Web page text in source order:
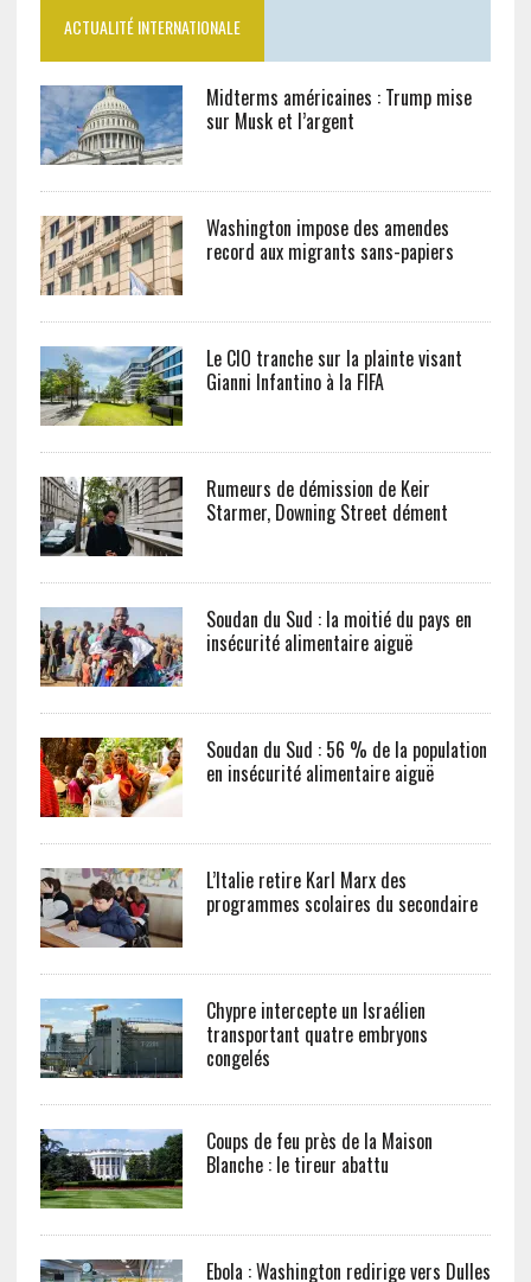
ACTUALITÉ INTERNATIONALE
Midterms américaines : Trump mise
sur Musk et l’argent
Washington impose des amendes
record aux migrants sans-papiers
Le CIO tranche sur la plainte visant
Gianni Infantino à la FIFA
Rumeurs de démission de Keir
Starmer, Downing Street dément
Soudan du Sud : la moitié du pays en
insécurité alimentaire aiguë
Soudan du Sud : 56 % de la population
en insécurité alimentaire aiguë
L’Italie retire Karl Marx des
programmes scolaires du secondaire
Chypre intercepte un Israélien
transportant quatre embryons
congelés
Coups de feu près de la Maison
Blanche : le tireur abattu
Ebola : Washington redirige vers Dulles